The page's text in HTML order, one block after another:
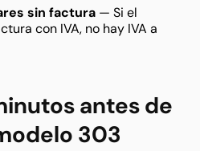
sin factura — Si el
con IVA, no hay IVA a
antes de
303